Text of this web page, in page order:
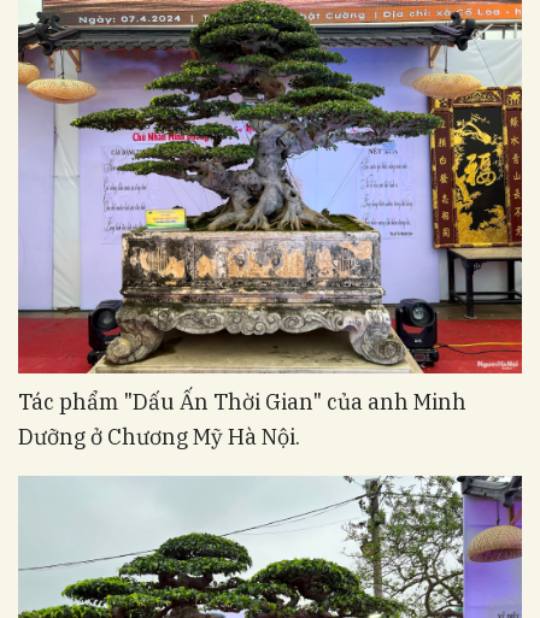
Tác phẩm "Dấu Ấn Thời Gian" của anh Minh
Dưỡng ở Chương Mỹ Hà Nội.